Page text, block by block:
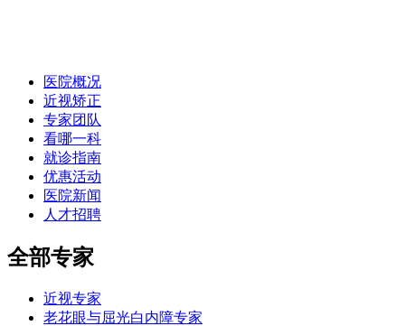
医院概况
近视矫正
专家团队
看哪一科
就诊指南
优惠活动
医院新闻
人才招聘
全部专家
近视专家
老花眼与屈光白内障专家